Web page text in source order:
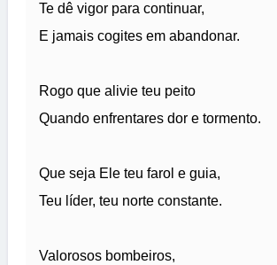
Te dê vigor para continuar,
E jamais cogites em abandonar.
Rogo que alivie teu peito
Quando enfrentares dor e tormento.
Que seja Ele teu farol e guia,
Teu líder, teu norte constante.
Valorosos bombeiros,